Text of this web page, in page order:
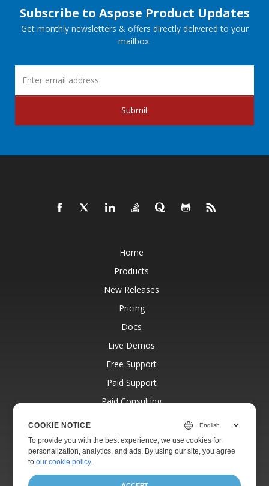
Subscribe to Aspose Product Updates
Get monthly newsletters & offers directly delivered to your
mailbox.
Submit
Home
Products
New Releases
Pricing
Docs
Live Demos
Free Support
Paid Support
Paid Consulting
Websites
About
COOKIE NOTICE
To provide you with the best experience, we use cookies for
personalization, analytics, and ads. By using our site, you agree
toour cookie policy.